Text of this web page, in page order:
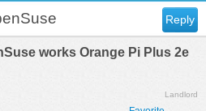
Reply
works Orange Pi Plus 2e
Landlord